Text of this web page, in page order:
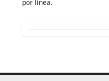
por línea.